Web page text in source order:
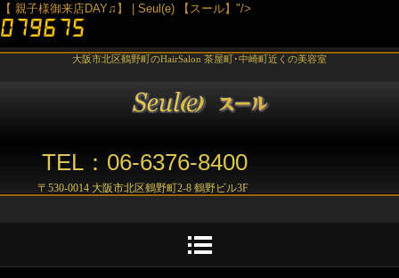
【 親子様御来店DAY♫】 | Seul(e) 【スール】"/>
大阪市北区鶴野町のHairSalon 茶屋町･中崎町近くの美容室
TEL：06-6376-8400
〒530-0014 大阪市北区鶴野町2-8 鶴野ビル3F